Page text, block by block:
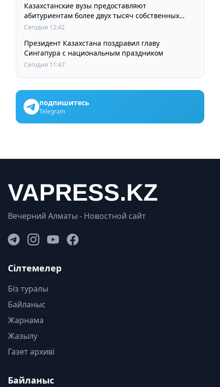
Казахстанские вузы предоставляют
абитуриентам более двух тысяч собственных
образовательных грантов
Сегодня 12:42
Президент Казахстана поздравил главу
Сингапура с национальным праздником
Сегодня 11:47
подпишитесь
Telegram
Вечерний Алматы - Новостной сайт
Сілтемелер
Біз туралы
Байланыс
Жарнама
Жазылу
Газет архиві
Байланыс